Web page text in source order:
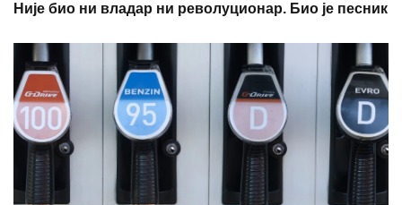
Није био ни владар ни револуционар. Био је песник